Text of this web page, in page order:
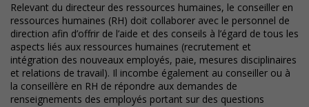
Relevant du directeur des ressources humaines, le conseiller en
ressources humaines (RH) doit collaborer avec le personnel de
direction afin d’offrir de l’aide et des conseils à l’égard de tous les
aspects liés aux ressources humaines (recrutement et
intégration des nouveaux employés, paie, mesures disciplinaires
et relations de travail). Il incombe également au conseiller ou à
la conseillère en RH de répondre aux demandes de
renseignements des employés portant sur des questions